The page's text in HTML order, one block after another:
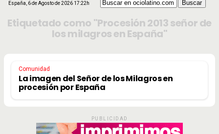
España, 6 de Agosto de 2026 17:22h
Etiquetado como "Procesión 2013 señor de
los milagros en España"
Comunidad
La imagen del Señor de los Milagros en
procesión por España
PUBLICIDAD